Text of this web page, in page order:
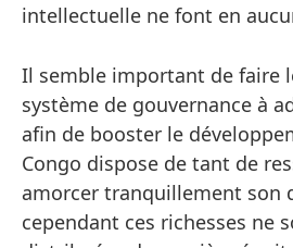
intellectuelle ne font en
Il semble important de faire
système de gouvernance à
afin de booster le
Congo dispose de tant de
amorcer tranquillement son
cependant ces richesses ne